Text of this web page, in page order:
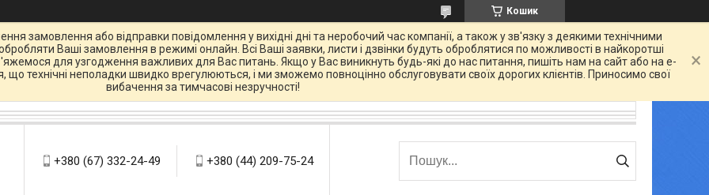
Кошик
замовлення або відправки повідомлення у вихідні дні та неробочий час компанії, а також у зв'язку з деякими технічними
Ваші замовлення в режимі онлайн. Всі Ваші заявки, листи і дзвінки будуть оброблятися по можливості в найкоротші
для узгодження важливих для Вас питань. Якщо у Вас виникнуть будь-які до нас питання, пишіть нам на сайт або на e-
технічні неполадки швидко врегулюються, і ми зможемо повноцінно обслуговувати своїх дорогих клієнтів. Приносимо свої
вибачення за тимчасові незручності!
+380 (67) 332-24-49 +380 (44) 209-75-24